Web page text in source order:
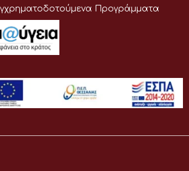
Προγράμματα